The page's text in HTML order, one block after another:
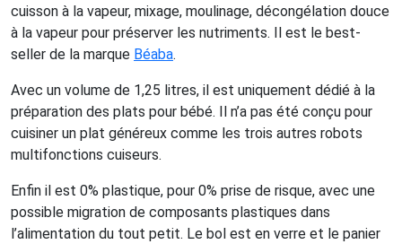
cuisson à la vapeur, mixage, moulinage, décongélation douce
à la vapeur pour préserver les nutriments. Il est le best-
seller de la marque Béaba.
Avec un volume de 1,25 litres, il est uniquement dédié à la
préparation des plats pour bébé. Il n’a pas été conçu pour
cuisiner un plat généreux comme les trois autres robots
multifonctions cuiseurs.
Enfin il est 0% plastique, pour 0% prise de risque, avec une
possible migration de composants plastiques dans
l’alimentation du tout petit. Le bol est en verre et le panier